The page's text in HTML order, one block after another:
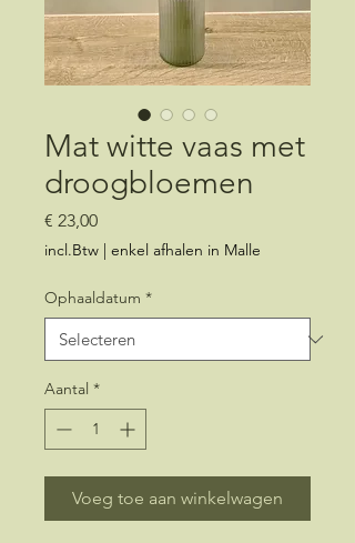
Mat witte vaas met
droogbloemen
€ 23,00Prijs
incl.Btw enkel afhalen in Malle
Ophaaldatum *
Aantal *
Voeg toe aan winkelwagen